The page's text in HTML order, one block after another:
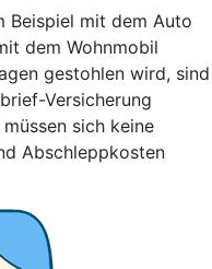
Beispiel mit dem Auto
dem Wohnmobil
gestohlen wird, sind
Versicherung
sich keine
Abschleppkosten